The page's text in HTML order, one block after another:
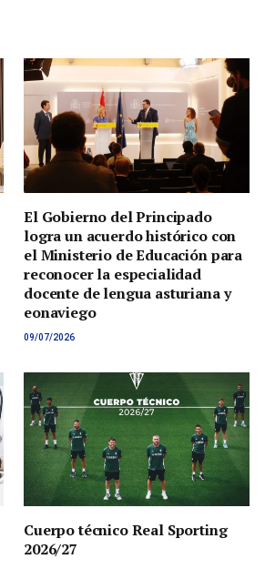
El Gobierno del Principado
logra un acuerdo histórico con
el Ministerio de Educación para
reconocer la especialidad
docente de lengua asturiana y
eonaviego
09/07/2026
Cuerpo técnico Real Sporting
2026/27